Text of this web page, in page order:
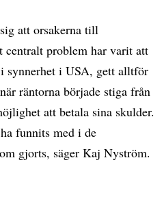
att orsakerna till
centralt problem har varit att
synnerhet i USA, gett alltför
räntorna började stiga från
att betala sina skulder.
funnits med i de
gjorts, säger Kaj Nyström.